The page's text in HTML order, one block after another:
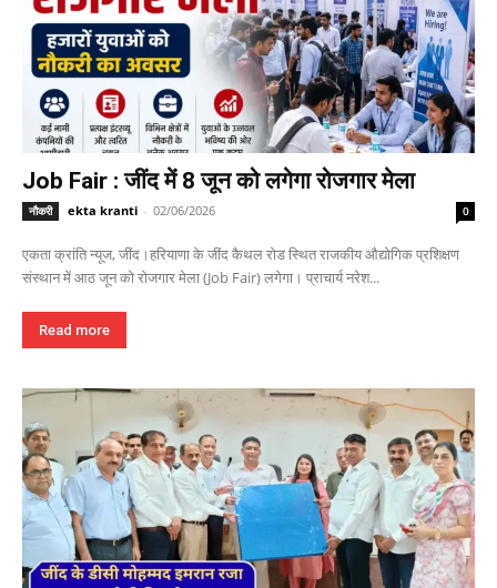
Job Fair : जींद में 8 जून को लगेगा रोजगार मेला
नौकरी ekta kranti - 02/06/2026 0
एकता क्रांति न्यूज, जींद।हरियाणा के जींद कैथल रोड स्थित राजकीय औद्योगिक प्रशिक्षण
संस्थान में आठ जून को रोजगार मेला (Job Fair) लगेगा। प्राचार्य नरेश...
Read more